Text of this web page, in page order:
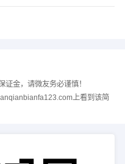
金，请微友务必谨慎！
上看到该简